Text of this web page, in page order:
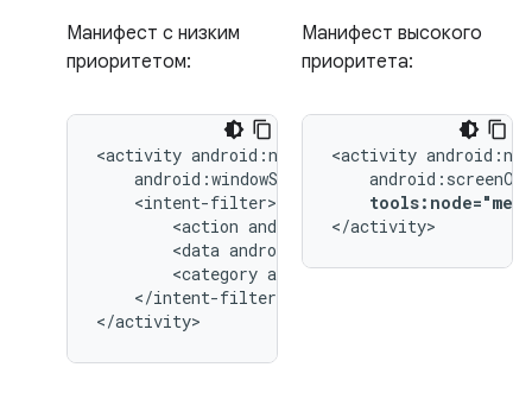
Манифест с низким
приоритетом:
<activity
<action
<data android:type="image/*"
<category
</intent-filter>
</activity>
Манифест высокого
приоритета:
<activity
</activity>